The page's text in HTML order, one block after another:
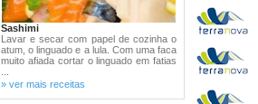
Sashimi
Lavar e secar com papel de cozinha o
atum, o linguado e a lula. Com uma faca
muito afiada cortar o linguado em fatias
» ver mais receitas